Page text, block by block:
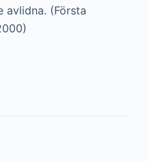
avlidna. (Första